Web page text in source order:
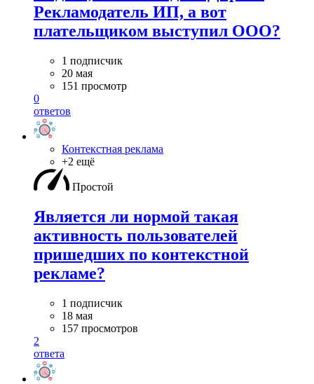
Рекламодатель ИП, а вот
плательщиком выступил ООО?
1 подписчик
20 мая
151 просмотр
0
ответов
Контекстная реклама
+2 ещё
Простой
Является ли нормой такая
активность пользователей
пришедших по контекстной
рекламе?
1 подписчик
18 мая
157 просмотров
2
ответа